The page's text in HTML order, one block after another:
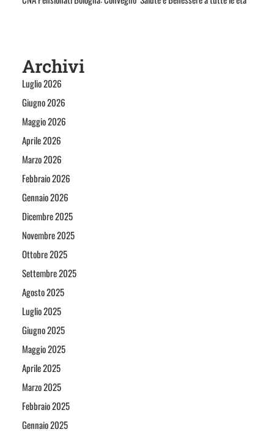
Archivi
Luglio 2026
Giugno 2026
Maggio 2026
Aprile 2026
Marzo 2026
Febbraio 2026
Gennaio 2026
Dicembre 2025
Novembre 2025
Ottobre 2025
Settembre 2025
Agosto 2025
Luglio 2025
Giugno 2025
Maggio 2025
Aprile 2025
Marzo 2025
Febbraio 2025
Gennaio 2025